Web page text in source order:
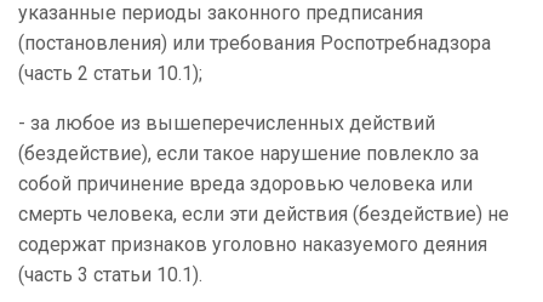
указанные периоды законного предписания
(постановления) или требования Роспотребнадзора
(часть 2 статьи 10.1);
- за любое из вышеперечисленных действий
(бездействие), если такое нарушение повлекло за
собой причинение вреда здоровью человека или
смерть человека, если эти действия (бездействие) не
содержат признаков уголовно наказуемого деяния
(часть 3 статьи 10.1).